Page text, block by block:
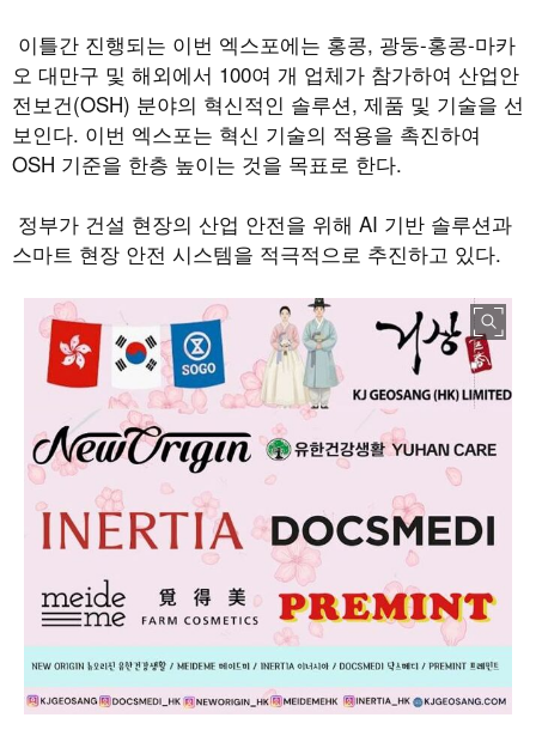
이틀간 진행되는 이번 엑스포에는 홍콩, 광둥-홍콩-마카
오 대만구 및 해외에서 100여 개 업체가 참가하여 산업안
전보건(OSH) 분야의 혁신적인 솔루션, 제품 및 기술을 선
보인다. 이번 엑스포는 혁신 기술의 적용을 촉진하여
OSH 기준을 한층 높이는 것을 목표로 한다.
정부가 건설 현장의 산업 안전을 위해 AI 기반 솔루션과
스마트 현장 안전 시스템을 적극적으로 추진하고 있다.